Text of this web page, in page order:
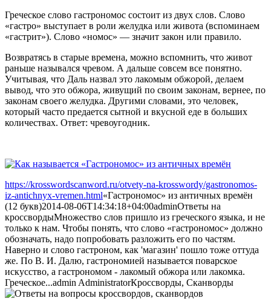
Греческое слово гастрономос состоит из двух слов. Слово
«гастро» выступает в роли желудка или живота (вспоминаем
«гастрит»). Слово «номос» — значит закон или правило.
Возвратясь в старые времена, можно вспомнить, что живот
раньше назывался чревом. А дальше совсем все понятно.
Учитывая, что Даль назвал это лакомым обжорой, делаем
вывод, что это обжора, живущий по своим законам, вернее, по
законам своего желудка. Другими словами, это человек,
который часто предается сытной и вкусной еде в больших
количествах. Ответ: чревоугодник.
https://krosswordscanword.ru/otvety-na-krosswordy/gastronomos-
iz-antichnyx-vremen.html«Гастрономос» из античных времён
(12 букв)2014-08-06T14:34:18+04:00adminОтветы на
кроссвордыМножество слов пришло из греческого языка, и не
только к нам. Чтобы понять, что слово «гастрономос» должно
обозначать, надо попробовать разложить его по частям.
Наверно и слово гастроном, как 'магазин' пошло тоже оттуда
же. По В. И. Далю, гастрономией называется поварское
искусство, а гастрономом - лакомый обжора или лакомка.
Греческое...admin AdministratorКроссворды, Сканворды